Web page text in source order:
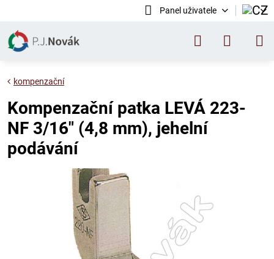
Panel uživatele
kompenzační
Kompenzační patka LEVÁ 223-
NF 3/16" (4,8 mm), jehelní
podávání